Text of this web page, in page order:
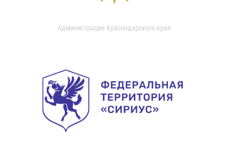
Администрация Краснодарского края